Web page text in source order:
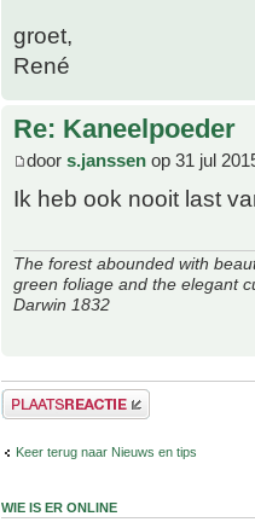
groet,
René
Re: Kaneelpoeder
door s.janssen op 31 jul
Ik heb ook nooit last
The forest abounded with
green foliage and the elegant
Darwin 1832
Plaats een reactie
Keer terug naar Nieuws en tips
WIE IS ER ONLINE